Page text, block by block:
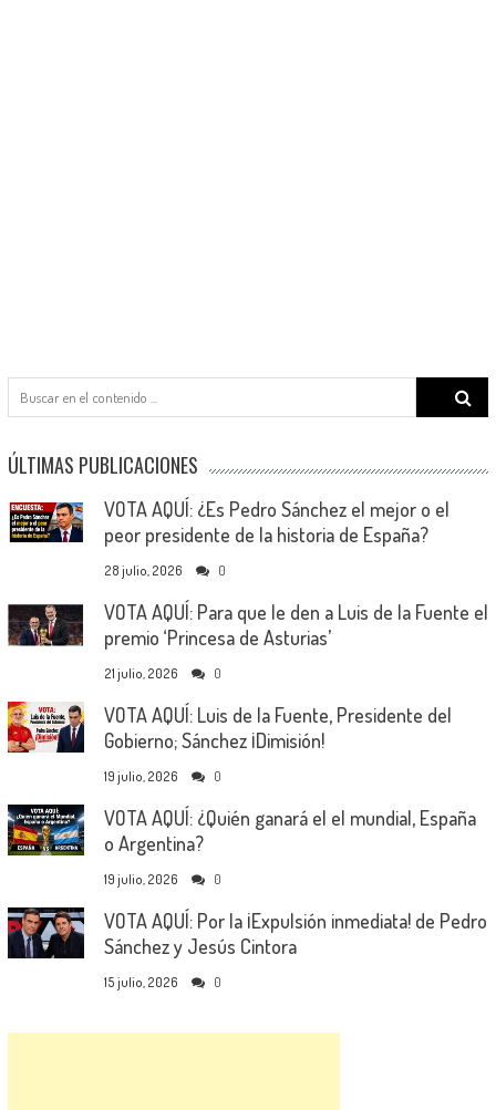
Search
ÚLTIMAS PUBLICACIONES
VOTA AQUÍ: ¿Es Pedro Sánchez el mejor o el
peor presidente de la historia de España?
28 julio, 2026 0
VOTA AQUÍ: Para que le den a Luis de la Fuente el
premio ‘Princesa de Asturias’
21 julio, 2026 0
VOTA AQUÍ: Luis de la Fuente, Presidente del
Gobierno; Sánchez ¡Dimisión!
19 julio, 2026 0
VOTA AQUÍ: ¿Quién ganará el el mundial, España
o Argentina?
19 julio, 2026 0
VOTA AQUÍ: Por la ¡Expulsión inmediata! de Pedro
Sánchez y Jesús Cintora
15 julio, 2026 0